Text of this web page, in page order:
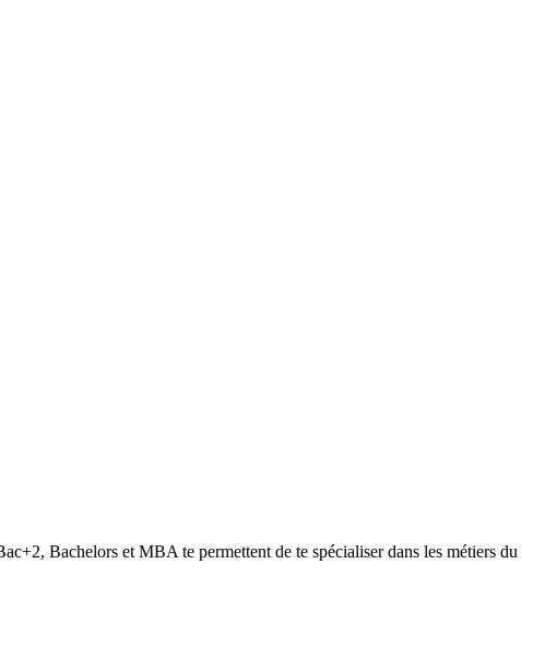
Bachelors et MBA te permettent de te spécialiser dans les métiers du